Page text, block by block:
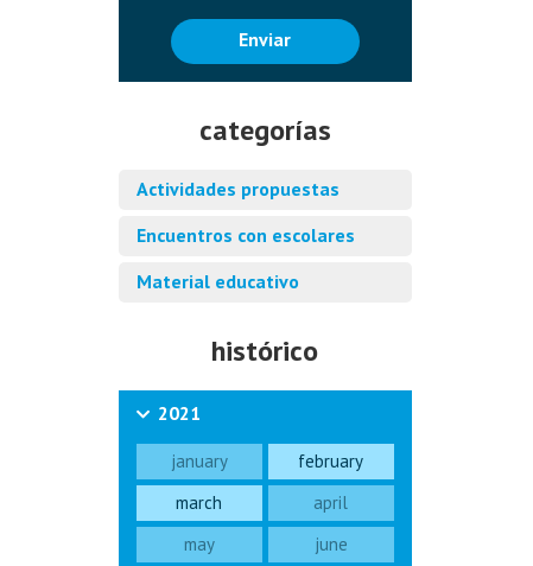
Enviar
categorías
Actividades propuestas
Encuentros con escolares
Material educativo
histórico
2021
january
february
march
april
may
june